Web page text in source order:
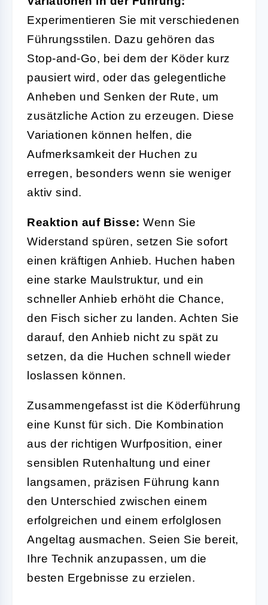
Experimentieren Sie mit verschiedenen
Führungsstilen. Dazu gehören das
Stop-and-Go, bei dem der Köder kurz
pausiert wird, oder das gelegentliche
Anheben und Senken der Rute, um
zusätzliche Action zu erzeugen. Diese
Variationen können helfen, die
Aufmerksamkeit der Huchen zu
erregen, besonders wenn sie weniger
aktiv sind.
Reaktion auf Bisse: Wenn Sie
Widerstand spüren, setzen Sie sofort
einen kräftigen Anhieb. Huchen haben
eine starke Maulstruktur, und ein
schneller Anhieb erhöht die Chance,
den Fisch sicher zu landen. Achten Sie
darauf, den Anhieb nicht zu spät zu
setzen, da die Huchen schnell wieder
loslassen können.
Zusammengefasst ist die Köderführung
eine Kunst für sich. Die Kombination
aus der richtigen Wurfposition, einer
sensiblen Rutenhaltung und einer
langsamen, präzisen Führung kann
den Unterschied zwischen einem
erfolgreichen und einem erfolglosen
Angeltag ausmachen. Seien Sie bereit,
Ihre Technik anzupassen, um die
besten Ergebnisse zu erzielen.